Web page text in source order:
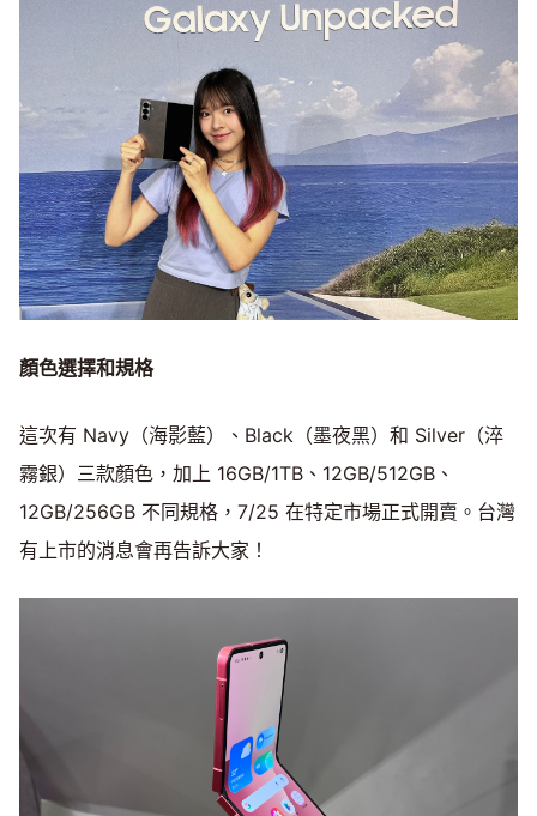
顏色選擇和規格
這次有 Navy（海影藍）、Black（墨夜黑）和 Silver（淬
霧銀）三款顏色，加上 16GB/1TB、12GB/512GB、
12GB/256GB 不同規格，7/25 在特定市場正式開賣。台灣
有上市的消息會再告訴大家！